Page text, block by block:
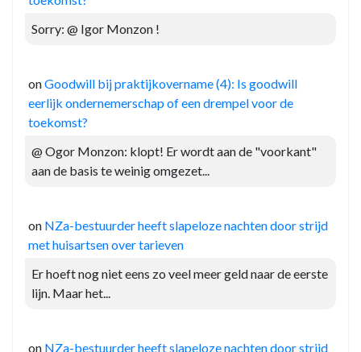
Sorry: @ Igor Monzon !
onGoodwill bij praktijkovername (4): Is goodwill
eerlijk ondernemerschap of een drempel voor de
toekomst?
@ Ogor Monzon: klopt! Er wordt aan de "voorkant"
aan de basis te weinig omgezet...
on NZa-bestuurder heeft slapeloze nachten door strijd
met huisartsen over tarieven
Er hoeft nog niet eens zo veel meer geld naar de eerste
lijn. Maar het...
on NZa-bestuurder heeft slapeloze nachten door strijd